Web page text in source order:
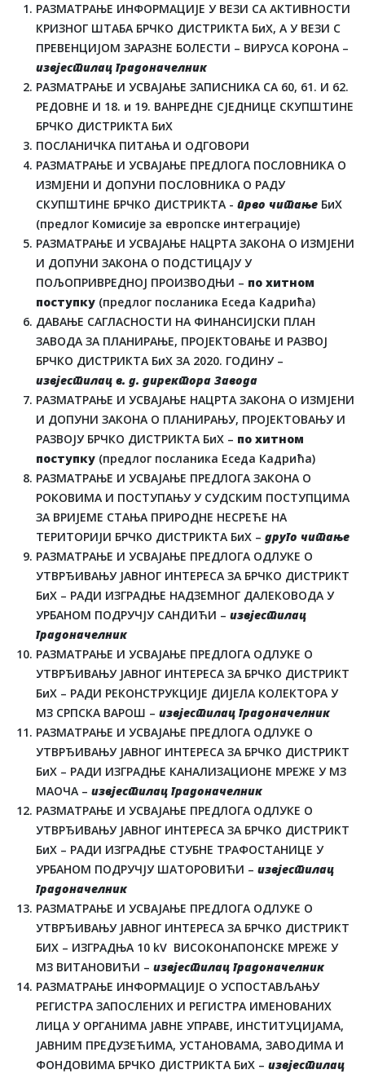
РАЗМАТРАЊЕ ИНФОРМАЦИЈЕ У ВЕЗИ СА АКТИВНОСТИ
КРИЗНОГ ШТАБА БРЧКО ДИСТРИКТА БиХ, А У ВЕЗИ С
ПРЕВЕНЦИЈОМ ЗАРАЗНЕ БОЛЕСТИ – ВИРУСА КОРОНА –
извјестилац градоначелник
РАЗМАТРАЊЕ И УСВАЈАЊЕ ЗАПИСНИКА СА 60, 61. И 62.
РЕДОВНЕ И 18. и 19. ВАНРЕДНЕ СЈЕДНИЦЕ СКУПШТИНЕ
БРЧКО ДИСТРИКТА БиХ
ПОСЛАНИЧКА ПИТАЊА И ОДГОВОРИ
РАЗМАТРАЊЕ И УСВАЈАЊЕ ПРЕДЛОГА ПОСЛОВНИКА О
ИЗМЈЕНИ И ДОПУНИ ПОСЛОВНИКА О РАДУ
СКУПШТИНЕ БРЧКО ДИСТРИКТА - прво читање БиХ
(предлог Комисије за европске интеграције)
РАЗМАТРАЊЕ И УСВАЈАЊЕ НАЦРТА ЗАКОНА О ИЗМЈЕНИ
И ДОПУНИ ЗАКОНА О ПОДСТИЦАЈУ У
ПОЉОПРИВРЕДНОЈ ПРОИЗВОДЊИ – по хитном
поступку (предлог посланика Еседа Кадрића)
ДАВАЊЕ САГЛАСНОСТИ НА ФИНАНСИЈСКИ ПЛАН
ЗАВОДА ЗА ПЛАНИРАЊЕ, ПРОЈЕКТОВАЊЕ И РАЗВОЈ
БРЧКО ДИСТРИКТА БиХ ЗА 2020. ГОДИНУ –
извјестилац в. д. директора Завода
РАЗМАТРАЊЕ И УСВАЈАЊЕ НАЦРТА ЗАКОНА О ИЗМЈЕНИ
И ДОПУНИ ЗАКОНА О ПЛАНИРАЊУ, ПРОЈЕКТОВАЊУ И
РАЗВОЈУ БРЧКО ДИСТРИКТА БиХ – по хитном
поступку (предлог посланика Еседа Кадрића)
РАЗМАТРАЊЕ И УСВАЈАЊЕ ПРЕДЛОГА ЗАКОНА О
РОКОВИМА И ПОСТУПАЊУ У СУДСКИМ ПОСТУПЦИМА
ЗА ВРИЈЕМЕ СТАЊА ПРИРОДНЕ НЕСРЕЋЕ НА
ТЕРИТОРИЈИ БРЧКО ДИСТРИКТА БиХ – друго читање
РАЗМАТРАЊЕ И УСВАЈАЊЕ ПРЕДЛОГА ОДЛУКЕ О
УТВРЂИВАЊУ ЈАВНОГ ИНТЕРЕСА ЗА БРЧКО ДИСТРИКТ
БиХ – РАДИ ИЗГРАДЊЕ НАДЗЕМНОГ ДАЛЕКОВОДА У
УРБАНОМ ПОДРУЧЈУ САНДИЋИ – извјестилац
градоначелник
РАЗМАТРАЊЕ И УСВАЈАЊЕ ПРЕДЛОГА ОДЛУКЕ О
УТВРЂИВАЊУ ЈАВНОГ ИНТЕРЕСА ЗА БРЧКО ДИСТРИКТ
БиХ – РАДИ РЕКОНСТРУКЦИЈЕ ДИЈЕЛА КОЛЕКТОРА У
МЗ СРПСКА ВАРОШ – извјестилац градоначелник
РАЗМАТРАЊЕ И УСВАЈАЊЕ ПРЕДЛОГА ОДЛУКЕ О
УТВРЂИВАЊУ ЈАВНОГ ИНТЕРЕСА ЗА БРЧКО ДИСТРИКТ
БиХ – РАДИ ИЗГРАДЊЕ КАНАЛИЗАЦИОНЕ МРЕЖЕ У МЗ
МАОЧА – извјестилац градоначелник
РАЗМАТРАЊЕ И УСВАЈАЊЕ ПРЕДЛОГА ОДЛУКЕ О
УТВРЂИВАЊУ ЈАВНОГ ИНТЕРЕСА ЗА БРЧКО ДИСТРИКТ
БиХ – РАДИ ИЗГРАДЊЕ СТУБНЕ ТРАФОСТАНИЦЕ У
УРБАНОМ ПОДРУЧЈУ ШАТОРОВИЋИ – извјестилац
градоначелник
РАЗМАТРАЊЕ И УСВАЈАЊЕ ПРЕДЛОГА ОДЛУКЕ О
УТВРЂИВАЊУ ЈАВНОГ ИНТЕРЕСА ЗА БРЧКО ДИСТРИКТ
БИХ – ИЗГРАДЊА 10 kV ВИСОКОНАПОНСКЕ МРЕЖЕ У
МЗ ВИТАНОВИЋИ – извјестилац градоначелник
РАЗМАТРАЊЕ ИНФОРМАЦИЈЕ О УСПОСТАВЉАЊУ
РЕГИСТРА ЗАПОСЛЕНИХ И РЕГИСТРА ИМЕНОВАНИХ
ЛИЦА У ОРГАНИМА ЈАВНЕ УПРАВЕ, ИНСТИТУЦИЈАМА,
ЈАВНИМ ПРЕДУЗЕЋИМА, УСТАНОВАМА, ЗАВОДИМА И
ФОНДОВИМА БРЧКО ДИСТРИКТА БиХ – извјестилац